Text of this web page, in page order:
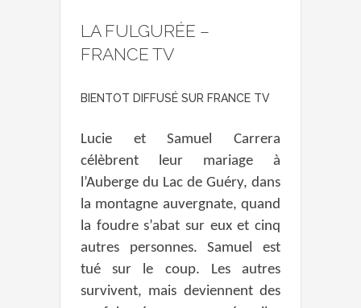
LA FULGURÉE –
FRANCE TV
BIENTOT DIFFUSÉ SUR FRANCE TV
Lucie et Samuel Carrera
célèbrent leur mariage à
l’Auberge du Lac de Guéry, dans
la montagne auvergnate, quand
la foudre s’abat sur eux et cinq
autres personnes. Samuel est
tué sur le coup. Les autres
survivent, mais deviennent des